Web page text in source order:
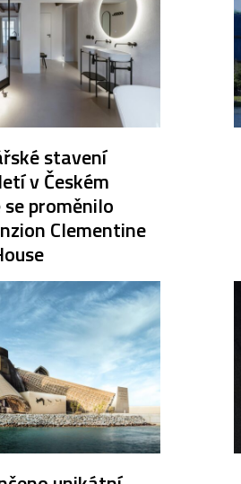
stavení
v Českém
proměnilo
Clementine